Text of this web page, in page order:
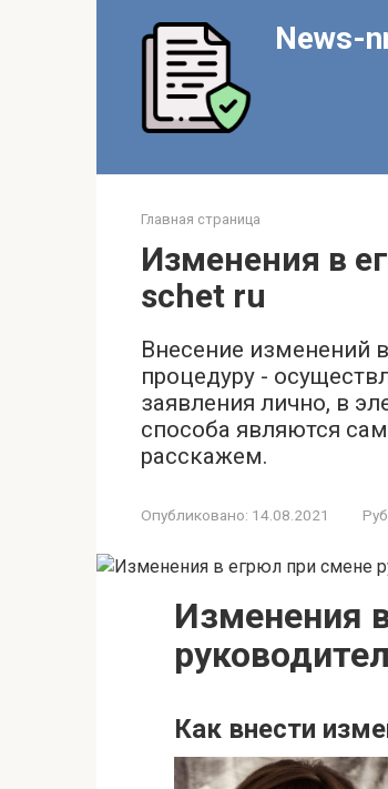
News-
Главная страница
Изменения в
schet ru
Внесение изменений
процедуру -
заявления лично, в
способа являются
расскажем.
Опубликовано: 14.08.2021
Изменения
Как внести